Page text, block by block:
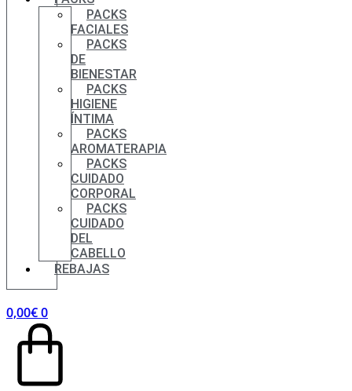
PACKS
FACIALES
PACKS
DE
BIENESTAR
PACKS
HIGIENE
ÍNTIMA
PACKS
AROMATERAPIA
PACKS
CUIDADO
CORPORAL
PACKS
CUIDADO
DEL
CABELLO
REBAJAS
0,00€0